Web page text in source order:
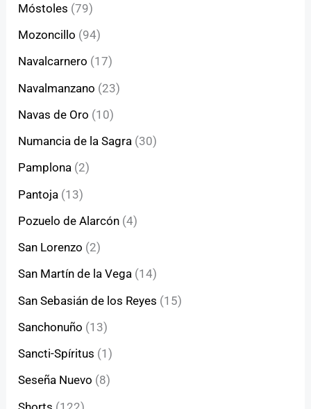
Móstoles (79)
Mozoncillo (94)
Navalcarnero (17)
Navalmanzano (23)
Navas de Oro (10)
Numancia de la Sagra (30)
Pamplona (2)
Pantoja (13)
Pozuelo de Alarcón (4)
San Lorenzo (2)
San Martín de la Vega (14)
San Sebasián de los Reyes (15)
Sanchonuño (13)
Sancti-Spíritus (1)
Seseña Nuevo (8)